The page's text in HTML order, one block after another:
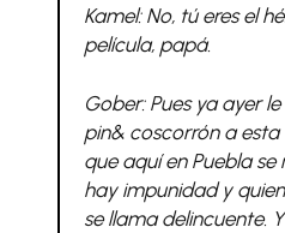
Kamel: No, tú eres el
película, papá.
Gober: Pues ya ayer
pin& coscorrón a
que aquí en Puebla se
hay impunidad y
se llama delincuente.